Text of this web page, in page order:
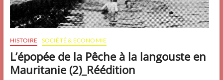
HISTOIRE SOCIÉTÉ & ECONOMIE
L’épopée de la Pêche à la langouste en
Mauritanie (2)_Réédition